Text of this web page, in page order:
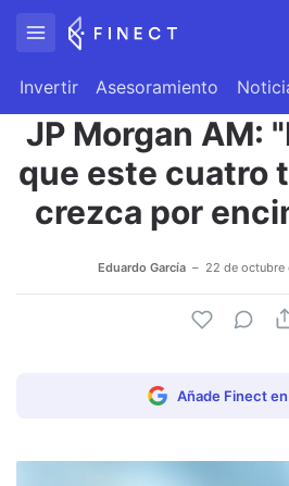
Invertir Asesoramiento
JP Morgan AM:
que este cuatro
crezca por
Eduardo García 22 de octubre
Añade Finect